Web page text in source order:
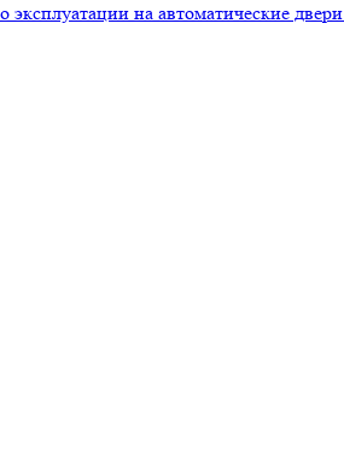
эксплуатации на автоматические двери